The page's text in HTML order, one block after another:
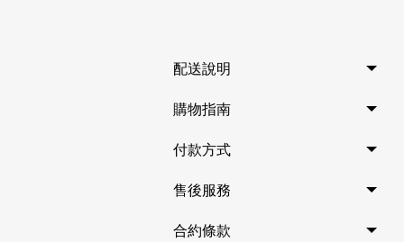
配送說明
購物指南
付款方式
售後服務
合約條款